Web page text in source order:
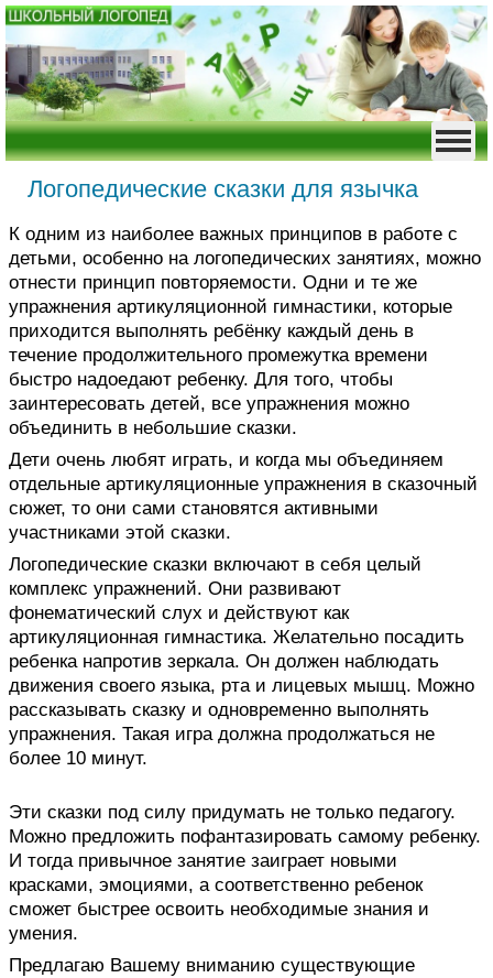
Логопедические сказки для язычка
К одним из наиболее важных принципов в работе с
детьми, особенно на логопедических занятиях, можно
отнести принцип повторяемости. Одни и те же
упражнения артикуляционной гимнастики, которые
приходится выполнять ребёнку каждый день в
течение продолжительного промежутка времени
быстро надоедают ребенку. Для того, чтобы
заинтересовать детей, все упражнения можно
объединить в небольшие сказки.
Дети очень любят играть, и когда мы объединяем
отдельные артикуляционные упражнения в сказочный
сюжет, то они сами становятся активными
участниками этой сказки.
Логопедические сказки включают в себя целый
комплекс упражнений. Они развивают
фонематический слух и действуют как
артикуляционная гимнастика. Желательно посадить
ребенка напротив зеркала. Он должен наблюдать
движения своего языка, рта и лицевых мышц. Можно
рассказывать сказку и одновременно выполнять
упражнения. Такая игра должна продолжаться не
более 10 минут.
Эти сказки под силу придумать не только педагогу.
Можно предложить пофантазировать самому ребенку.
И тогда привычное занятие заиграет новыми
красками, эмоциями, а соответственно ребенок
сможет быстрее освоить необходимые знания и
умения.
Предлагаю Вашему вниманию существующие